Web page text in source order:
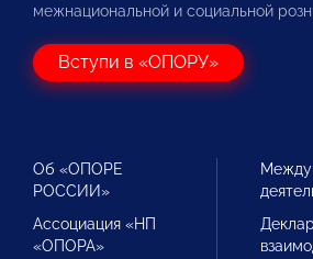
межнациональной и социальной
Вступи в «ОПОРУ»
Об «ОПОРЕ
РОССИИ»
Ассоциация «НП
«ОПОРА»